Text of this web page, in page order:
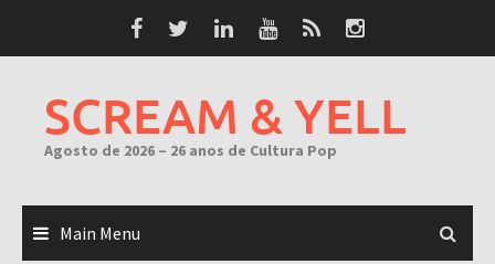
SCREAM & YELL
Agosto de 2026 – 26 anos de Cultura Pop
Main Menu